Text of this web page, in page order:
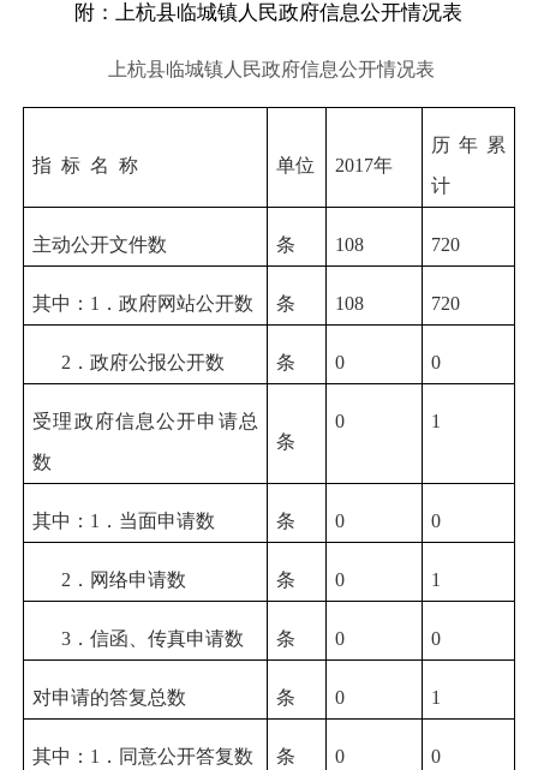
附： 上杭县临城镇人民政府信息公开情况表
上杭县临城镇人民政府信息公开情况表
指 标 名 称 单位 2017年
历年累
计
主动公开文件数 条 108 720
其中：1．政府网站公开数 条 108 720
2．政府公报公开数 条 0 0
受理政府信息公开申请总
数
条
0 1
其中：1．当面申请数 条 0 0
2．网络申请数 条 0 1
3．信函、传真申请数 条 0 0
对申请的答复总数 条 0 1
其中：1．同意公开答复数 条 0 0